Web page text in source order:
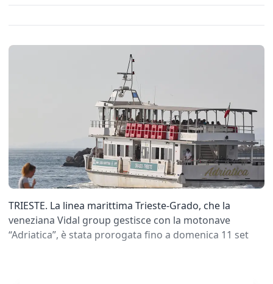
TRIESTE. La linea marittima Trieste-Grado, che la
veneziana Vidal group gestisce con la motonave
“Adriatica”, è stata prorogata fino a domenica 11 set